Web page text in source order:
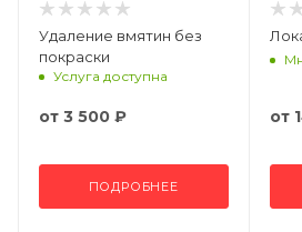
Удаление вмятин без
покраски
Услуга доступна
от 3 500 ₽
ПОДРОБНЕЕ
от